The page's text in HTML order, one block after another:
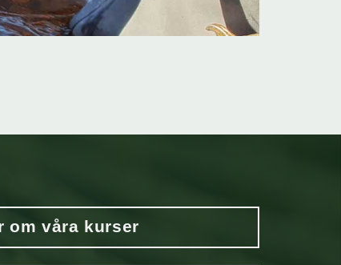
om våra kurser